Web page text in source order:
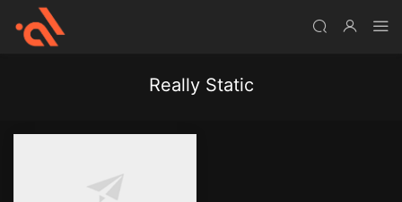
Really Static